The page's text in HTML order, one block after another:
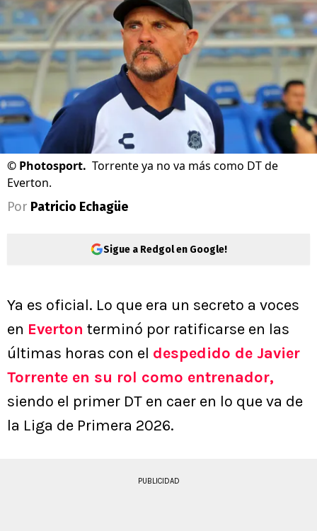
© Photosport. Torrente ya no va más como DT de
Everton.
Por Patricio Echagüe
Sigue a Redgol en Google!
Ya es oficial. Lo que era un secreto a voces
en Everton terminó por ratificarse en las
últimas horas con el despedido de Javier
Torrente en su rol como entrenador,
siendo el primer DT en caer en lo que va de
la Liga de Primera 2026.
PUBLICIDAD